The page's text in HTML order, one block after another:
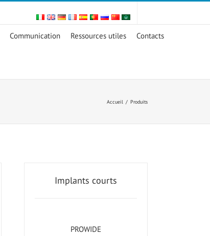
Communication Ressources utiles Contacts
Accueil / Produits
Implants courts
PROWIDE